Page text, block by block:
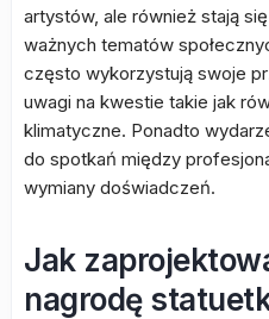
artystów, ale również stają
ważnych tematów
często wykorzystują swoje
uwagi na kwestie takie jak
klimatyczne. Ponadto
do spotkań między
wymiany doświadczeń.
Jak
nagrodę